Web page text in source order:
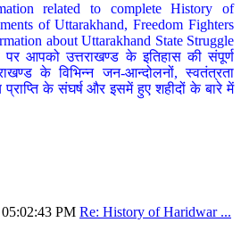
related to complete History of
of Uttarakhand, Freedom Fighters
about Uttarakhand State Struggle
आपको उत्तराखण्ड के इतिहास की संपूर्ण
के विभिन्न जन-आन्दोलनों, स्वतंत्रता
प्राप्ति के संघर्ष और इसमें हुए शहीदों के बारे में
PM Re: History of Haridwar ...